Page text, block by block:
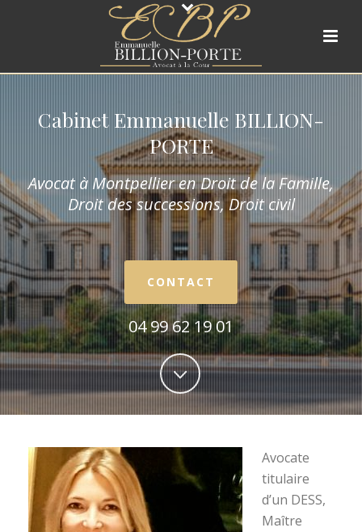
Cabinet Emmanuelle BILLION-
PORTE
Avocat à Montpellier en Droit de la Famille,
Droit des successions, Droit civil
CONTACT
04 99 62 19 01
Avocate
titulaire
d’un DESS,
Maître